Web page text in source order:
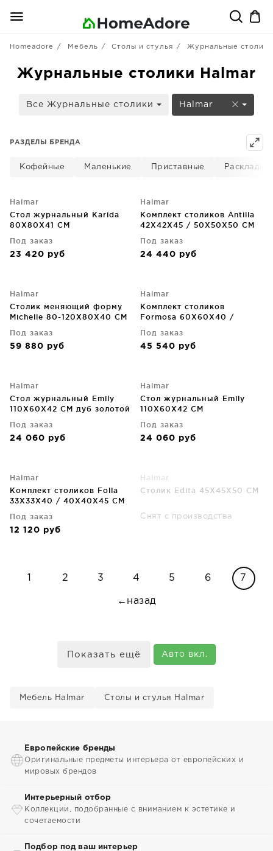
Homeadore Мебель Столы и стулья Журнальные столики
Журнальные столики Halmar
Все Журнальные столики Halmar
РАЗДЕЛЫ БРЕНДА
Кофейные Маленькие Приставные
Halmar
Стол журнальный Karida
80X80X41 CM
Под заказ
23 420 руб
Halmar
Комплект столиков Antilla
42X42X45 / 50X50X50 CM
Под заказ
24 440 руб
Halmar
Столик меняющий форму
Michelle 80-120X80X40 CM
Под заказ
59 880 руб
Halmar
Комплект столиков
Formosa 60X60X40 /
Под заказ
45 540 руб
Halmar
Стол журнальный Emily
110X60X42 CM дуб золотой
Под заказ
24 060 руб
Halmar
Стол журнальный Emily
110X60X42 CM
Под заказ
24 060 руб
Halmar
Комплект столиков Folla
33X33X40 / 40X40X45 CM
Под заказ
12 120 руб
Halmar
Столик Edita 45X45X50 CM
Снят с производства
2 3 4 5 6 7
←назад
Показать ещё Авто вкл.
Мебель Halmar Столы и стулья Halmar
Европейские бренды
Оригинальные предметы интерьера от европейских и
мировых брендов
Интерьерный отбор
Коллекции, подобранные с вниманием к эстетике и
сочетаемости
Подбор под ваш интерьер